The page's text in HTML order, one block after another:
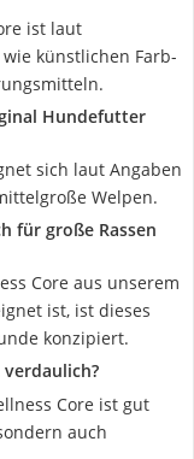
ist laut
künstlichen Farb-
Hundefutter
sich laut Angaben
Welpen.
für große Rassen
Core aus unserem
ist, ist dieses
konzipiert.
Core ist gut
auch